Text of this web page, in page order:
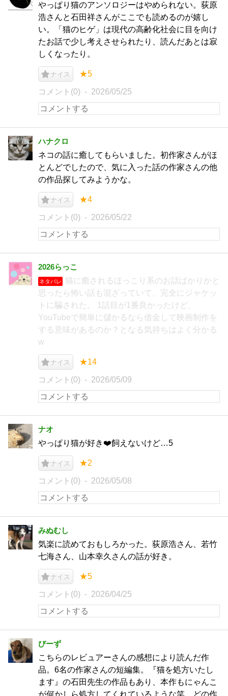
やっぱり猫のアンソロジーはやめられない。荻原
浩さんと石田祥さんがここでも読めるのが嬉し
い。「猫のヒゲ」は現代の高齢化社会に目を向け
たお話で少し考えさせられたり、読んだあとは寂
しくなったり。
ナイス ★5
コメント(0) 2026/05/25
ハナクロ
ネコの話に癒してもらいました。初作家さんがほ
とんどでしたので、気に入った話の作家さんの他
の作品探してみようかな。
ナイス ★4
コメント(0) 2026/05/22
2026らっこ
ネタバレ
猫に癒されるほっこり系のお話ばかりかと
思ったら怖い話も混ざっていて、完全にジャケッ
トに騙された。 1話目が1番良かったけど、
YouTubeで簡単に儲かるなら借金して映画制作を
する意味があるのか？となる気持ちはよく分かる
w
ナイス ★14
コメント(0) 2026/05/09
ナオ
やっぱり猫が好き❤️飼えないけど…5
ナイス ★2
コメント(0) 2026/05/08
みぬむし
気楽に読めておもしろかった。荻原浩さん、若竹
七海さん、山本幸久さんの話が好き。
ナイス ★5
コメント(0) 2026/04/25
びーず
こちらのレビュアーさんの感想により読んだ作
品。6名の作家さんの短編集。『猫を処方いたし
ます』の石田先生の作品もあり、本作もにゃんこ
が何かしら処方してくれているような笑。どの作